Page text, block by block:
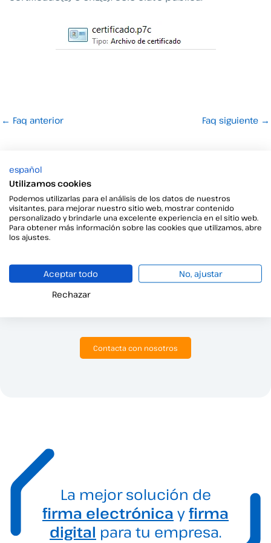
← Faq anterior Faq siguiente →
¿Tienes preguntas o
necesitas más detalles?
Estamos aquí para brindarte toda la información que
Contacta con nosotros
La mejor solución de
firma electrónica yfirma
digital para tu empresa.
español
Utilizamos cookies
Podemos utilizarlas para el análisis de los datos de nuestros
visitantes, para mejorar nuestro sitio web, mostrar contenido
personalizado y brindarle una excelente experiencia en el sitio web.
Para obtener más información sobre las cookies que utilizamos, abre
los ajustes.
Aceptar todo
No, ajustar
Rechazar